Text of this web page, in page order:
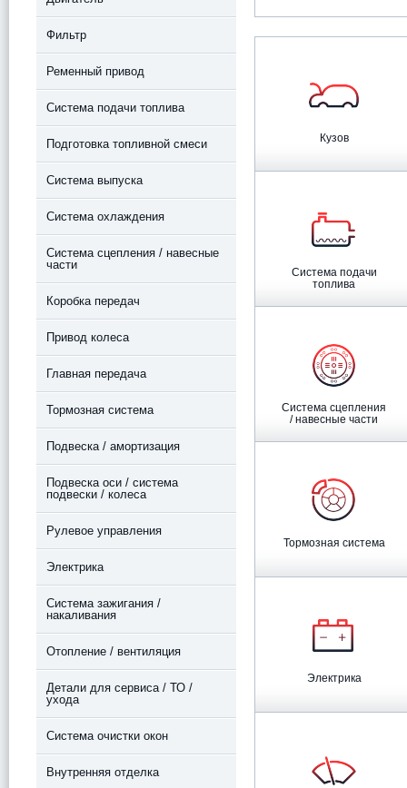
Фильтр
Ременный привод
Система подачи топлива
Подготовка топливной смеси
Система выпуска
Система охлаждения
Система сцепления / навесные
части
Коробка передач
Привод колеса
Главная передача
Тормозная система
Подвеска / амортизация
Подвеска оси / система
подвески / колеса
Рулевое управления
Электрика
Система зажигания /
накаливания
Отопление / вентиляция
Детали для сервиса / ТО /
ухода
Система очистки окон
Внутренняя отделка
Кузов
Система подачи
топлива
Система сцепления
/ навесные части
Тормозная система
Электрика